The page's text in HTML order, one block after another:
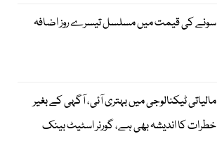
سونے کی قیمت میں مسلسل تیسرے روز اضافہ
مالیاتی ٹیکنالوجی میں بہتری آئی، آگہی کے بغیر
خطرات کا اندیشہ بھی ہے، گورنر اسٹیٹ بینک